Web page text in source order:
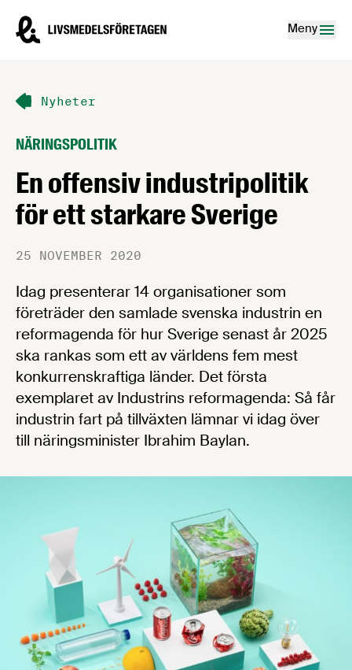
Livsmedelsföretagen – till startsidan
Meny
Nyheter
NÄRINGSPOLITIK
En offensiv industripolitik
för ett starkare Sverige
25 NOVEMBER 2020
Idag presenterar 14 organisationer som
företräder den samlade svenska industrin en
reformagenda för hur Sverige senast år 2025
ska rankas som ett av världens fem mest
konkurrenskraftiga länder. Det första
exemplaret av Industrins reformagenda: Så får
industrin fart på tillväxten lämnar vi idag över
till näringsminister Ibrahim Baylan.